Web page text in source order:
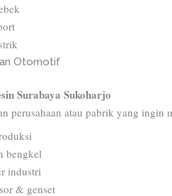
Otomotif
Surabaya Sukoharjo
perusahaan atau pabrik yang ingin
bengkel
industri
& genset